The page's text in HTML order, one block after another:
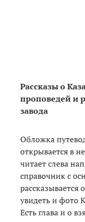
Рассказы о
проповедей и
завода
Обложка
открывается в
читает слева
справочник с
увидеть и фото
Есть глава и о